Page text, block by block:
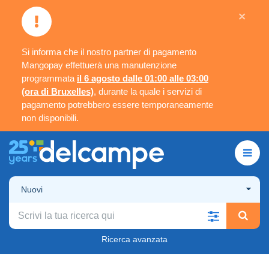
Si informa che il nostro partner di pagamento
Mangopay effettuerà una manutenzione
programmata il 6 agosto dalle 01:00 alle 03:00
(ora di Bruxelles), durante la quale i servizi di
pagamento potrebbero essere temporaneamente
non disponibili.
×
Nuovi
Ricerca avanzata